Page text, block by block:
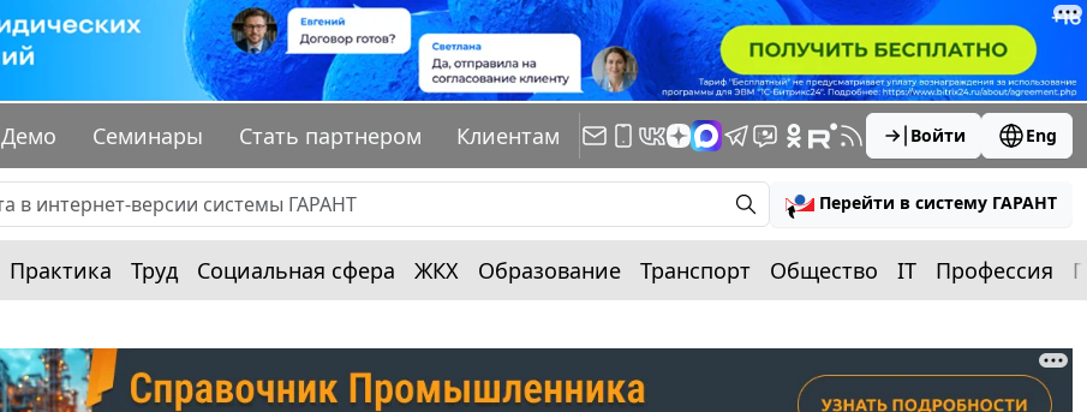
Демо Семинары Стать партнером Клиентам Войти Eng
Перейти в систему ГАРАНТ
Практика Труд Социальная сфера ЖКХ Образование Транспорт Общество IT Профессия